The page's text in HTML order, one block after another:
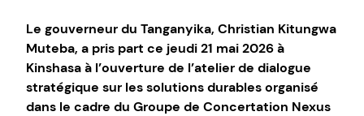
Le gouverneur du Tanganyika, Christian Kitungwa
Muteba, a pris part ce jeudi 21 mai 2026 à
Kinshasa à l’ouverture de l’atelier de dialogue
stratégique sur les solutions durables organisé
dans le cadre du Groupe de Concertation Nexus